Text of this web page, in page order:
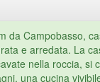
da Campobasso,
e arredata. La
nella roccia, si
una cucina